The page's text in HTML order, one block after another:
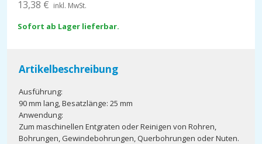
13,38 € inkl. MwSt.
Sofort ab Lager lieferbar.
Artikelbeschreibung
Ausführung:
90 mm lang, Besatzlänge: 25 mm
Anwendung:
Zum maschinellen Entgraten oder Reinigen von Rohren,
Bohrungen, Gewindebohrungen, Querbohrungen oder Nuten.